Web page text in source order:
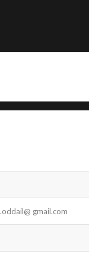
gmail.com